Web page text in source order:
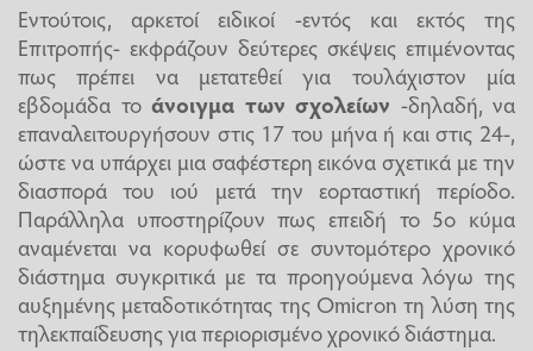
Εντούτοις, αρκετοί ειδικοί -εντός και εκτός της
Επιτροπής- εκφράζουν δεύτερες σκέψεις επιμένοντας
πως πρέπει να μετατεθεί για τουλάχιστον μία
εβδομάδα το άνοιγμα των σχολείων -δηλαδή, να
επαναλειτουργήσουν στις 17 του μήνα ή και στις 24-,
ώστε να υπάρχει μια σαφέστερη εικόνα σχετικά με την
διασπορά του ιού μετά την εορταστική περίοδο.
Παράλληλα υποστηρίζουν πως επειδή το 5ο κύμα
αναμένεται να κορυφωθεί σε συντομότερο χρονικό
διάστημα συγκριτικά με τα προηγούμενα λόγω της
αυξημένης μεταδοτικότητας της Omicron τη λύση της
τηλεκπαίδευσης για περιορισμένο χρονικό διάστημα.